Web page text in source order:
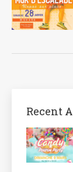
Recent